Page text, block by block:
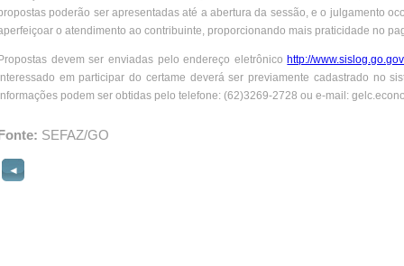
poderão ser apresentadas até a abertura da sessão, e o julgamento
o atendimento ao contribuinte, proporcionando mais praticidade no
devem ser enviadas pelo endereço eletrônico http://
em participar do certame deverá ser previamente cadastrado no
podem ser obtidas pelo telefone: (62)3269-2728 ou e-mail:
SEFAZ/GO
◄